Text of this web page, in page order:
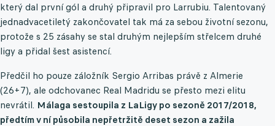
který dal první gól a druhý připravil pro Larrubiu. Talentovaný
jednadvacetiletý zakončovatel tak má za sebou životní sezonu,
protože s 25 zásahy se stal druhým nejlepším střelcem druhé
ligy a přidal šest asistencí.
Předčil ho pouze záložník Sergio Arribas právě z Almerie
(26+7), ale odchovanec Real Madridu se přesto mezi elitu
nevrátil. Málaga sestoupila z LaLigy po sezoně 2017/2018,
předtím v ní působila nepřetržitě deset sezon a zažila